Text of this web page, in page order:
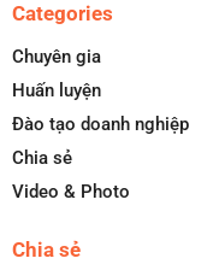
Categories
Chuyên gia
Huấn luyện
Đào tạo doanh nghiệp
Chia sẻ
Video & Photo
Chia sẻ